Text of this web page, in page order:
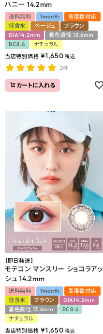
ハニー 14.2mm
送料無料 1month
高度数対応
低含水
ベージュ
ブラウン
DIA14.2mm
着色直径 13.6mm
BC8.6
ナチュラル
当店特別価格 ¥1,650 税込
2件
カートに入れる
【即日発送】
モテコン マンスリー ショコラアッ
シュ 14.2mm
送料無料 1month
高度数対応
低含水
ブラウン
DIA14.2mm
着色直径 13.6mm
BC8.6
ナチュラル
当店特別価格 ¥1,650 税込